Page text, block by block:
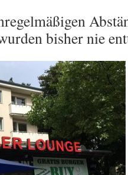
bisher nie